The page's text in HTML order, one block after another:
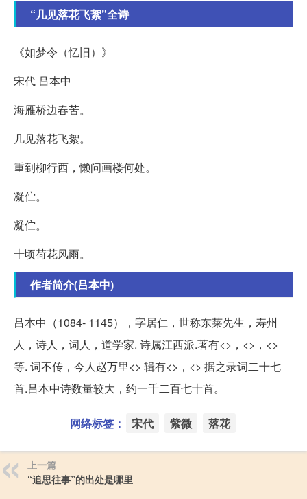
“几见落花飞絮”全诗
《如梦令（忆旧）》
宋代 吕本中
海雁桥边春苦。
几见落花飞絮。
重到柳行西，懒问画楼何处。
凝伫。
凝伫。
十顷荷花风雨。
作者简介(吕本中)
吕本中（1084- 1145），字居仁，世称东莱先生，寿州
人，诗人，词人，道学家. 诗属江西派.著有<>，<>，<>
等. 词不传，今人赵万里<> 辑有<>，<> 据之录词二十七
首.吕本中诗数量较大，约一千二百七十首。
网络标签： 宋代 紫微 落花
上一篇
“追思往事”的出处是哪里